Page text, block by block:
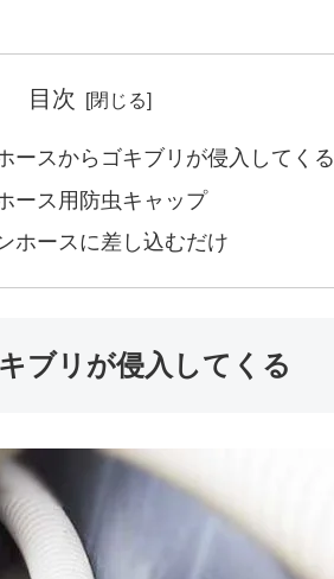
目次
ースからゴキブリが侵入してくる
ース用防虫キャップ
ホースに差し込むだけ
ブリが侵入してくる